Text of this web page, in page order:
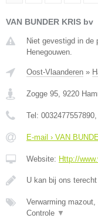
VAN BUNDER KRIS bv
Niet gevestigd in de
Henegouwen.
Oost-Vlaanderen »
Zogge 95, 9220
Tel: 0032477557890
E-mail › VAN
Website: Http://
U kan bij ons
Verwarming
Controle ▼